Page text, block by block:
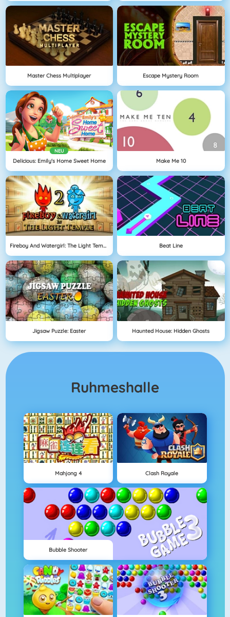
Master Chess Multiplayer Escape Mystery Room
NEU
Delicious: Emily's Home Sweet Home Make Me 10
Fireboy And Watergirl: The Light Temple Beat Line
Jigsaw Puzzle: Easter Haunted House: Hidden Ghosts
Ruhmeshalle
Mahjong 4 Clash Royale
Bubble Shooter